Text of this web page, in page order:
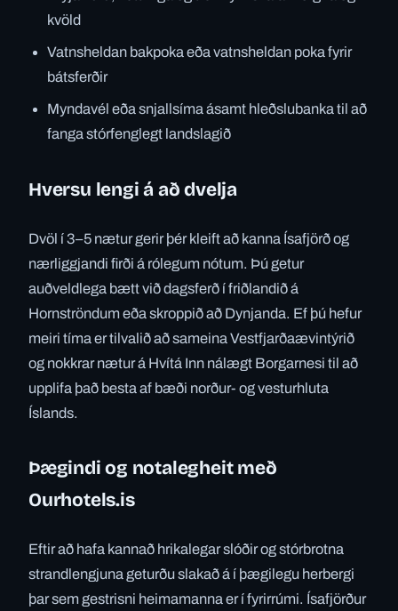
kvöld
Vatnsheldan bakpoka eða vatnsheldan poka fyrir
bátsferðir
Myndavél eða snjallsíma ásamt hleðslubanka til að
fanga stórfenglegt landslagið
Hversu lengi á að dvelja
Dvöl í 3–5 nætur gerir þér kleift að kanna Ísafjörð og
nærliggjandi firði á rólegum nótum. Þú getur
auðveldlega bætt við dagsferð í friðlandið á
Hornströndum eða skroppið að Dynjanda. Ef þú hefur
meiri tíma er tilvalið að sameina Vestfjarðaævintýrið
og nokkrar nætur á Hvítá Inn nálægt Borgarnesi til að
upplifa það besta af bæði norður- og vesturhluta
Íslands.
Þægindi og notalegheit með
Ourhotels.is
Eftir að hafa kannað hrikalegar slóðir og stórbrotna
strandlengjuna geturðu slakað á í þægilegu herbergi
þar sem gestrisni heimamanna er í fyrirrúmi. Ísafjörður